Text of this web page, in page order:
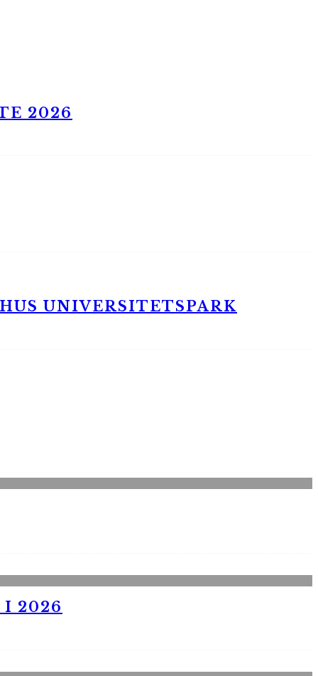
2026
UNIVERSITETSPARK
I 2026